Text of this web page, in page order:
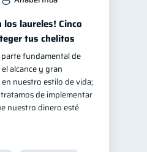
los laureles! Cinco
tus chelitos
fundamental de
alcance y gran
nuestro estilo de vida;
de implementar
nuestro dinero esté